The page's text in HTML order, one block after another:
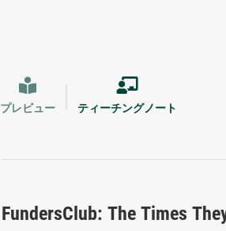
プレビュー ティーチングノート
FundersClub: The Times